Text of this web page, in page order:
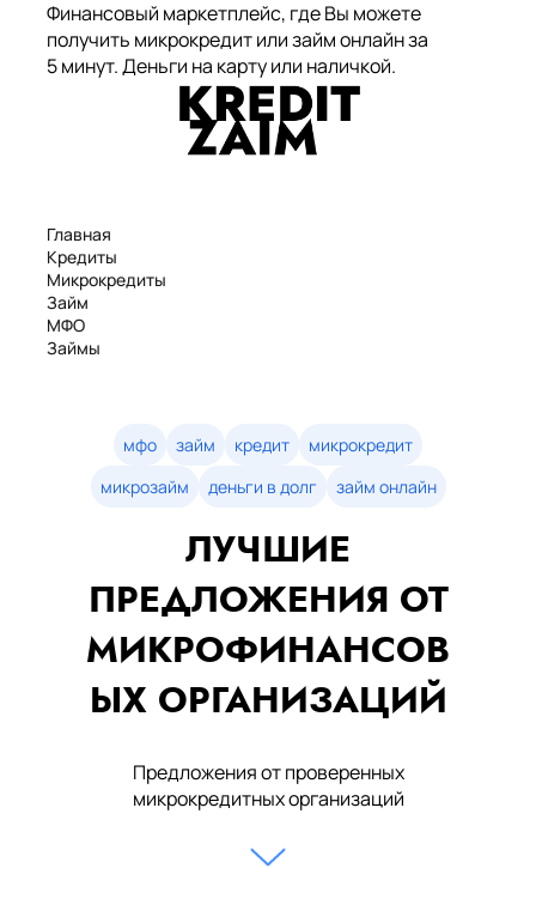
Финансовый маркетплейс, где Вы можете
получить микрокредит или займ онлайн за
5 минут. Деньги на карту или наличкой.
Главная
Кредиты
Микрокредиты
Займ
МФО
Займы
Займы онлайн
Денежные кредиты
мфо займ кредит
микрокредит
микрозайм
деньги в долг займ онлайн
ЛУЧШИЕ
ПРЕДЛОЖЕНИЯ ОТ
МИКРОФИНАНСОВ
ЫХ ОРГАНИЗАЦИЙ
Предложения от проверенных
микрокредитных организаций